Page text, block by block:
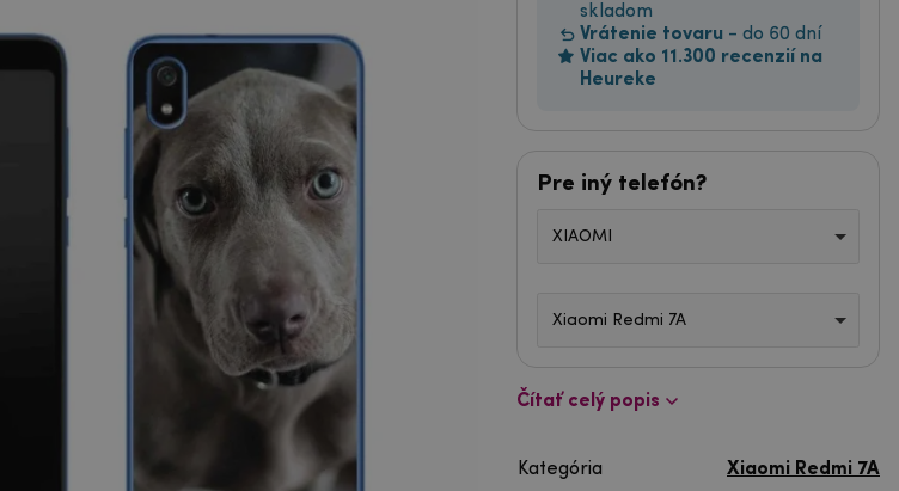
skladom
Vrátenie tovaru - do 60 dní
Viac ako 11.300 recenzií na
Heureke
Pre iný telefón?
XIAOMI
Xiaomi Redmi 7A
Čítať celý popis
Kategória
Xiaomi Redmi 7A